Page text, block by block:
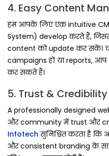
4. Easy Content
हम आपके लिए एक intuitive
System) develop करते हैं,
content को update कर सकें।
campaigns हों या reports, आप
कर सकते हैं।
5. Trust & Credibility
A professionally designed
और community में trust और
Infotech सुनिश्चित करता है
और consistent branding के